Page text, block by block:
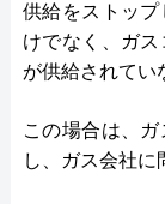
供給をストッ
けでなく、ガ
が供給されてい
この場合は、
し、ガス会社に